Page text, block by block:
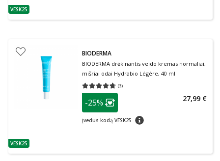
patarimas
VESK25
patarimas
VESK25
BIODERMA
BIODERMA drėkinantis veido kremas normaliai,
mišriai odai Hydrabio Légère, 40 ml
(3)
Vidutinis įvertinimas 4.67
patarimas
Lojalumo klubo narių nuolaida
-25%
Įvedus kodą VESK25 patarimas
27,99 €